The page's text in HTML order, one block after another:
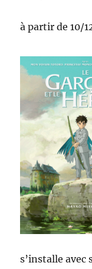
à partir de 10/
s’installe avec